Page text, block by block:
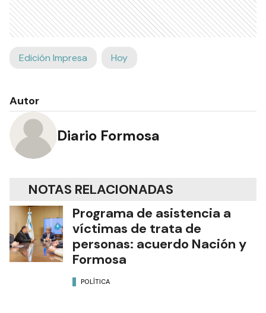
Edición Impresa Hoy
Autor
Diario Formosa
NOTAS RELACIONADAS
Programa de asistencia a
víctimas de trata de
personas: acuerdo Nación y
Formosa
POLÍTICA